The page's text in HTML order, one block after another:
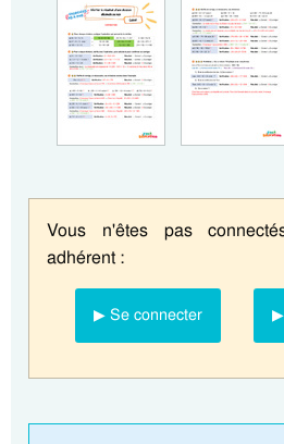
Vous n'êtes pas
adhérent :
▶ Se connecter ▶